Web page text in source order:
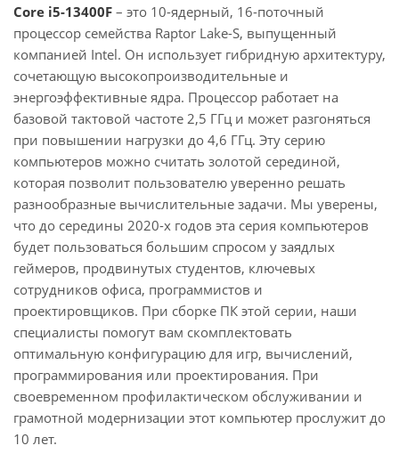
Core i5-13400F – это 10-ядерный, 16-поточный
процессор семейства Raptor Lake-S, выпущенный
компанией Intel. Он использует гибридную архитектуру,
сочетающую высокопроизводительные и
энергоэффективные ядра. Процессор работает на
базовой тактовой частоте 2,5 ГГц и может разгоняться
при повышении нагрузки до 4,6 ГГц. Эту серию
компьютеров можно считать золотой серединой,
которая позволит пользователю уверенно решать
разнообразные вычислительные задачи. Мы уверены,
что до середины 2020-х годов эта серия компьютеров
будет пользоваться большим спросом у заядлых
геймеров, продвинутых студентов, ключевых
сотрудников офиса, программистов и
проектировщиков. При сборке ПК этой серии, наши
специалисты помогут вам скомплектовать
оптимальную конфигурацию для игр, вычислений,
программирования или проектирования. При
своевременном профилактическом обслуживании и
грамотной модернизации этот компьютер прослужит до
10 лет.